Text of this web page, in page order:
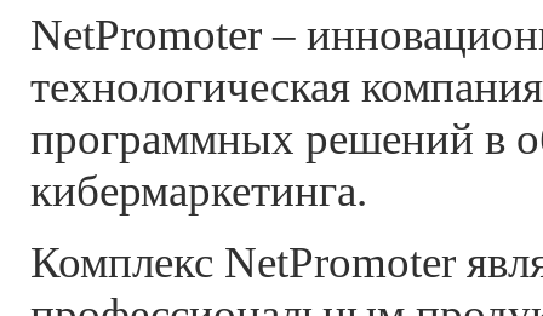
NetPromoter –
технологическая
программных решений в
кибермаркетинга.
Комплекс NetPromoter